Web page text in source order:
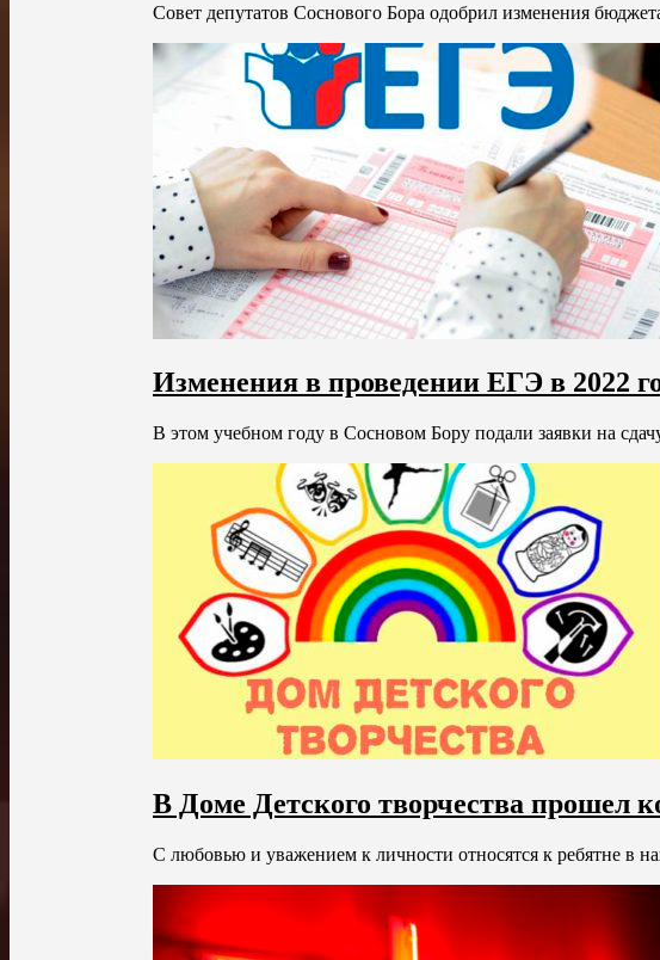
Совет депутатов Соснового Бора одобрил изменения
Изменения в проведении ЕГЭ в 2022
В этом учебном году в Сосновом Бору подали заявки на
В Доме Детского творчества прошел
С любовью и уважением к личности относятся к ребятне в